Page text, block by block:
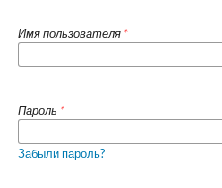
Имя пользователя *
Пароль *
Забыли пароль?